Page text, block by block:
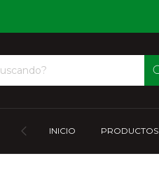
INICIO PRODUCTOS